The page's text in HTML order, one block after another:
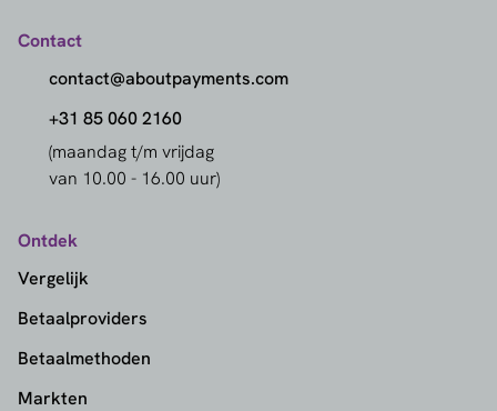
Contact
contact@aboutpayments.com
+31 85 060 2160
(maandag t/m vrijdag
van 10.00 - 16.00 uur)
Ontdek
Vergelijk
Betaalproviders
Betaalmethoden
Markten